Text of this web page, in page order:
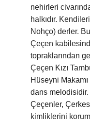
nehirleri
halkıdır.
Nohço) derler.
Çeçen
topraklarından
Çeçen Kızı
Hüseyni
dans
Çeçenler,
kimliklerini